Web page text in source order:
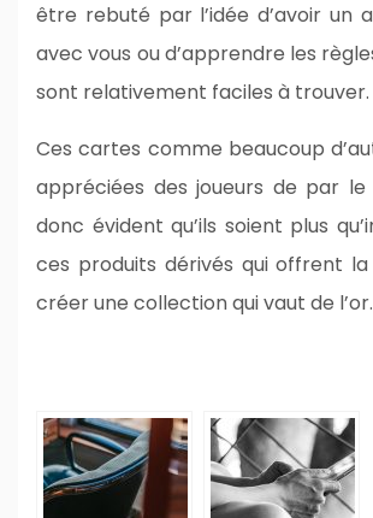
être rebuté par l’idée d’avoir un
avec vous ou d’apprendre les
sont relativement faciles à trouver.
Ces cartes comme beaucoup
appréciées des joueurs de par
donc évident qu’ils soient plus
ces produits dérivés qui offrent
créer une collection qui vaut de l’or.